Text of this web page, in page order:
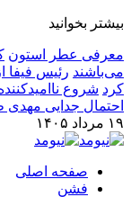
بیشتر بخوانید
معرفی عطر استون
می‌باشند رئیس فیفا
کرد شروع
احتمال جدایی
۱۹ مرداد ۱۴۰۵
صفحه اصلی
فشن